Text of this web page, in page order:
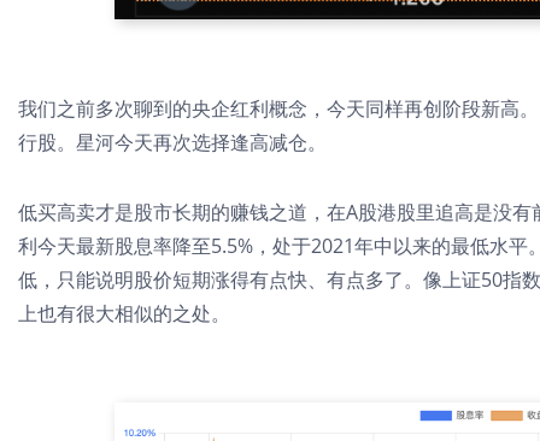
我们之前多次聊到的央企红利概念 ，今天同样再创阶段新高
行股。星河今天再次选择逢高减仓。
低买高卖才是股市长期的赚钱之道，在A股港股里追高是没
利今天最新股息率降至5.5%，处于2021年中以来的最低水
低，只能说明股价短期涨得有点快、有点多了。像上证50指数
上也有很大相似的之处。